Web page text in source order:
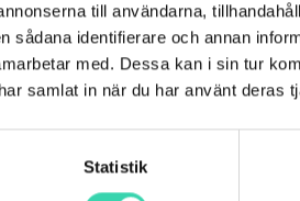
till användarna,
identifierare och annan
med. Dessa kan i sin tur
samlat in när du har använt deras
Statistik
dator,